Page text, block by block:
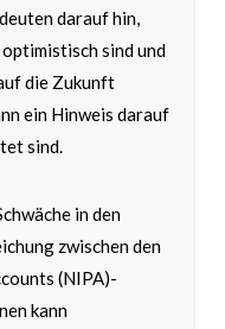
darauf hin,
sind und
die Zukunft
ein Hinweis darauf
sind.
in den
zwischen den
(NIPA)-
kann